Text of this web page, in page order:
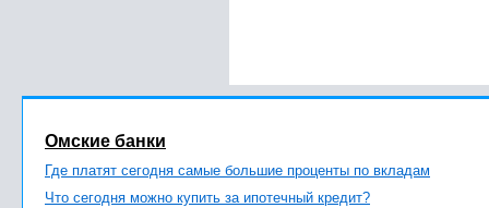
Омские банки
Где платят сегодня самые большие проценты по вкладам
Что сегодня можно купить за ипотечный кредит?